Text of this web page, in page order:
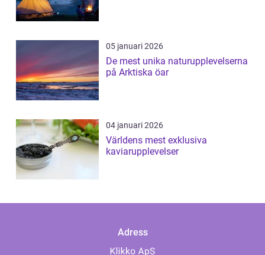
05 januari 2026
De mest unika naturupplevelserna
på Arktiska öar
04 januari 2026
Världens mest exklusiva
kaviarupplevelser
Adress